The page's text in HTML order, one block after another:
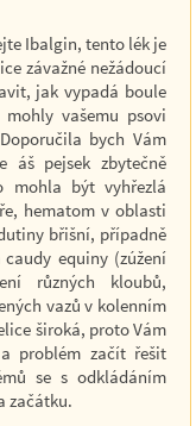
Ibalgin, tento lék je
závažné nežádoucí
jak vypadá boule
vašemu psovi
bych Vám
áš pejsek zbytečně
mohla být vyhřezlá
hematom v oblasti
břišní, případně
equiny (zúžení
různých kloubů,
vazů v kolenním
široká, proto Vám
problém začít řešit
se s odkládáním
začátku.